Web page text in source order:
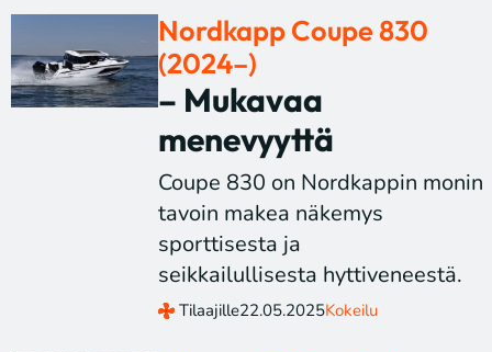
Nordkapp Coupe 830
(2024–)
– Mukavaa
menevyyttä
Coupe 830 on Nordkappin monin
tavoin makea näkemys
sporttisesta ja
seikkailullisesta hyttiveneestä.
Tilaajille22.05.2025Kokeilu